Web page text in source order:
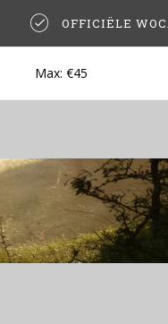
OFFICIËLE
Max: €45